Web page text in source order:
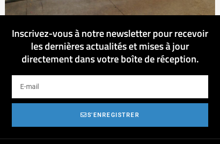
Inscrivez-vous à notre newsletter pour recevoir
les dernières actualités et mises à jour
directement dans votre boîte de réception.
S'ENREGISTRER